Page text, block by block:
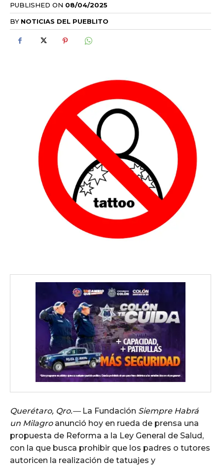
PUBLISHED ON 08/04/2025
BY NOTICIAS DEL PUEBLITO
Querétaro, Qro.—La Fundación Siempre Habrá
un Milagroanunció hoy en rueda de prensa una
propuesta de Reforma a la Ley General de Salud,
con la que busca prohibir que los padres o tutores
autoricen la realización de tatuajes y